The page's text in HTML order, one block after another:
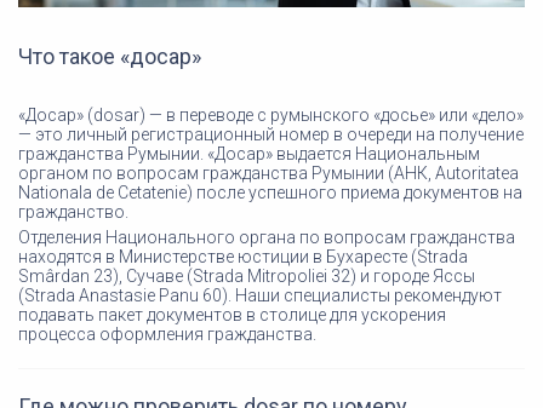
Что такое «досар»
«Досар» (dosar) — в переводе с румынского «досье» или «дело»
— это личный регистрационный номер в очереди на получение
гражданства Румынии. «Досар» выдается Национальным
органом по вопросам гражданства Румынии (АНК, Autoritatea
Nationala de Cetatenie) после успешного приема документов на
гражданство.
Отделения Национального органа по вопросам гражданства
находятся в Министерстве юстиции в Бухаресте (Strada
Smârdan 23), Сучаве (Strada Mitropoliei 32) и городе Яссы
(Strada Anastasie Panu 60). Наши специалисты рекомендуют
подавать пакет документов в столице для ускорения
процесса оформления гражданства.